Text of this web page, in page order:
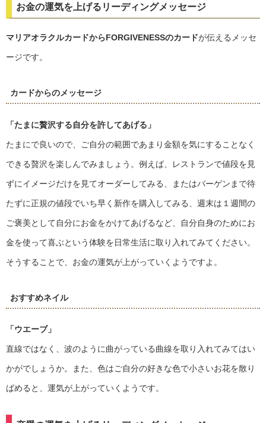
お金の運気を上げるリーディングメッセージ
マリアオラクルカードからFORGIVENESSのカードが伝えるメッセ
ージです。
カードからのメッセージ
「たまに贅沢する自分を許してあげる」
たまにで良いので、ご自分の範囲であまり金額を気にすることなく
できる贅沢を楽しんでみましょう。例えば、レストランで値段を見
ずにイメージだけを見てオーダーしてみる、またはバーゲンまで待
たずに正規の値段でいち早く新作を購入してみる、週末は１週間の
ご褒美として自分にお金をかけてあげるなど、自分自身のためにお
金を使って喜ぶという体験を日常生活に取り入れてみてください。
そうすることで、お金の運気が上がっていくようですよ。
おすすめネイル
「ウエーブ」
直線ではなく、波のように曲がっている曲線を取り入れてみてはい
かがでしょうか。また、色はご自分の好きな色で小さいお花を散り
ばめると、運気が上がっていくようです。